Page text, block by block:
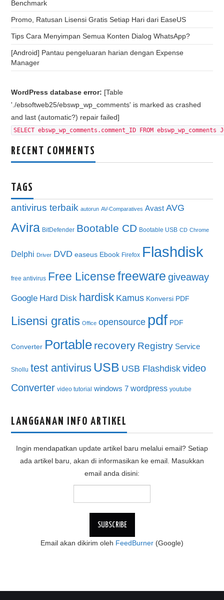
Benchmark
Promo, Ratusan Lisensi Gratis Setiap Hari dari EaseUS
Tips Cara Menyimpan Semua Konten Dialog WhatsApp?
[Android] Pantau pengeluaran harian dengan Expense
Manager
WordPress database error: [Table
'./ebsoftweb25/ebswp_wp_comments' is marked as crashed
and last (automatic?) repair failed]
SELECT ebswp_wp_comments.comment_ID FROM
RECENT COMMENTS
TAGS
antivirus terbaik autorun AV-Comparatives Avast AVG
Avira BitDefender Bootable CD Bootable USB CD Chrome
Delphi Driver DVD easeus Ebook Firefox Flashdisk
free antivirus Free License freeware giveaway
Google Hard Disk hardisk Kamus Konversi PDF
Lisensi gratis Office opensource pdf PDF
Converter Portable recovery Registry Service
Shollu test antivirus USB USB Flashdisk video
Converter video tutorial windows 7 wordpress youtube
LANGGANAN INFO ARTIKEL
Ingin mendapatkan update artikel baru melalui email? Setiap
ada artikel baru, akan di informasikan ke email. Masukkan
email anda disini:
Email akan dikirim oleh FeedBurner (Google)